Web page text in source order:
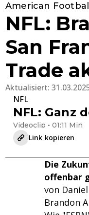
American Football
NFL:
San
Trade
Aktualisiert:
NFL
NFL: Ganz
Videoclip • 01:11 Min
Link kopieren
Die
offenbar
von
Brandon